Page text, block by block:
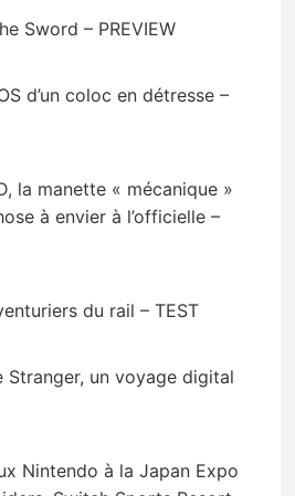
Sword – PREVIEW
d’un coloc en détresse –
la manette « mécanique »
à envier à l’officielle –
du rail – TEST
Stranger, un voyage digital
Nintendo à la Japan Expo